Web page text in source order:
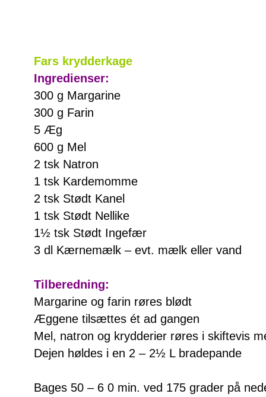
Fars krydderkage
Ingredienser:
300 g Margarine
300 g Farin
5 Æg
600 g Mel
2 tsk Natron
1 tsk Kardemomme
2 tsk Stødt Kanel
1 tsk Stødt Nellike
1½ tsk Stødt Ingefær
3 dl Kærnemælk – evt. mælk eller vand
Tilberedning:
Margarine og farin røres blødt
Æggene tilsættes ét ad gangen
Mel, natron og krydderier røres i skiftevis
Dejen høldes i en 2 – 2½ L bradepande
Bages 50 – 6 0 min. ved 175 grader på